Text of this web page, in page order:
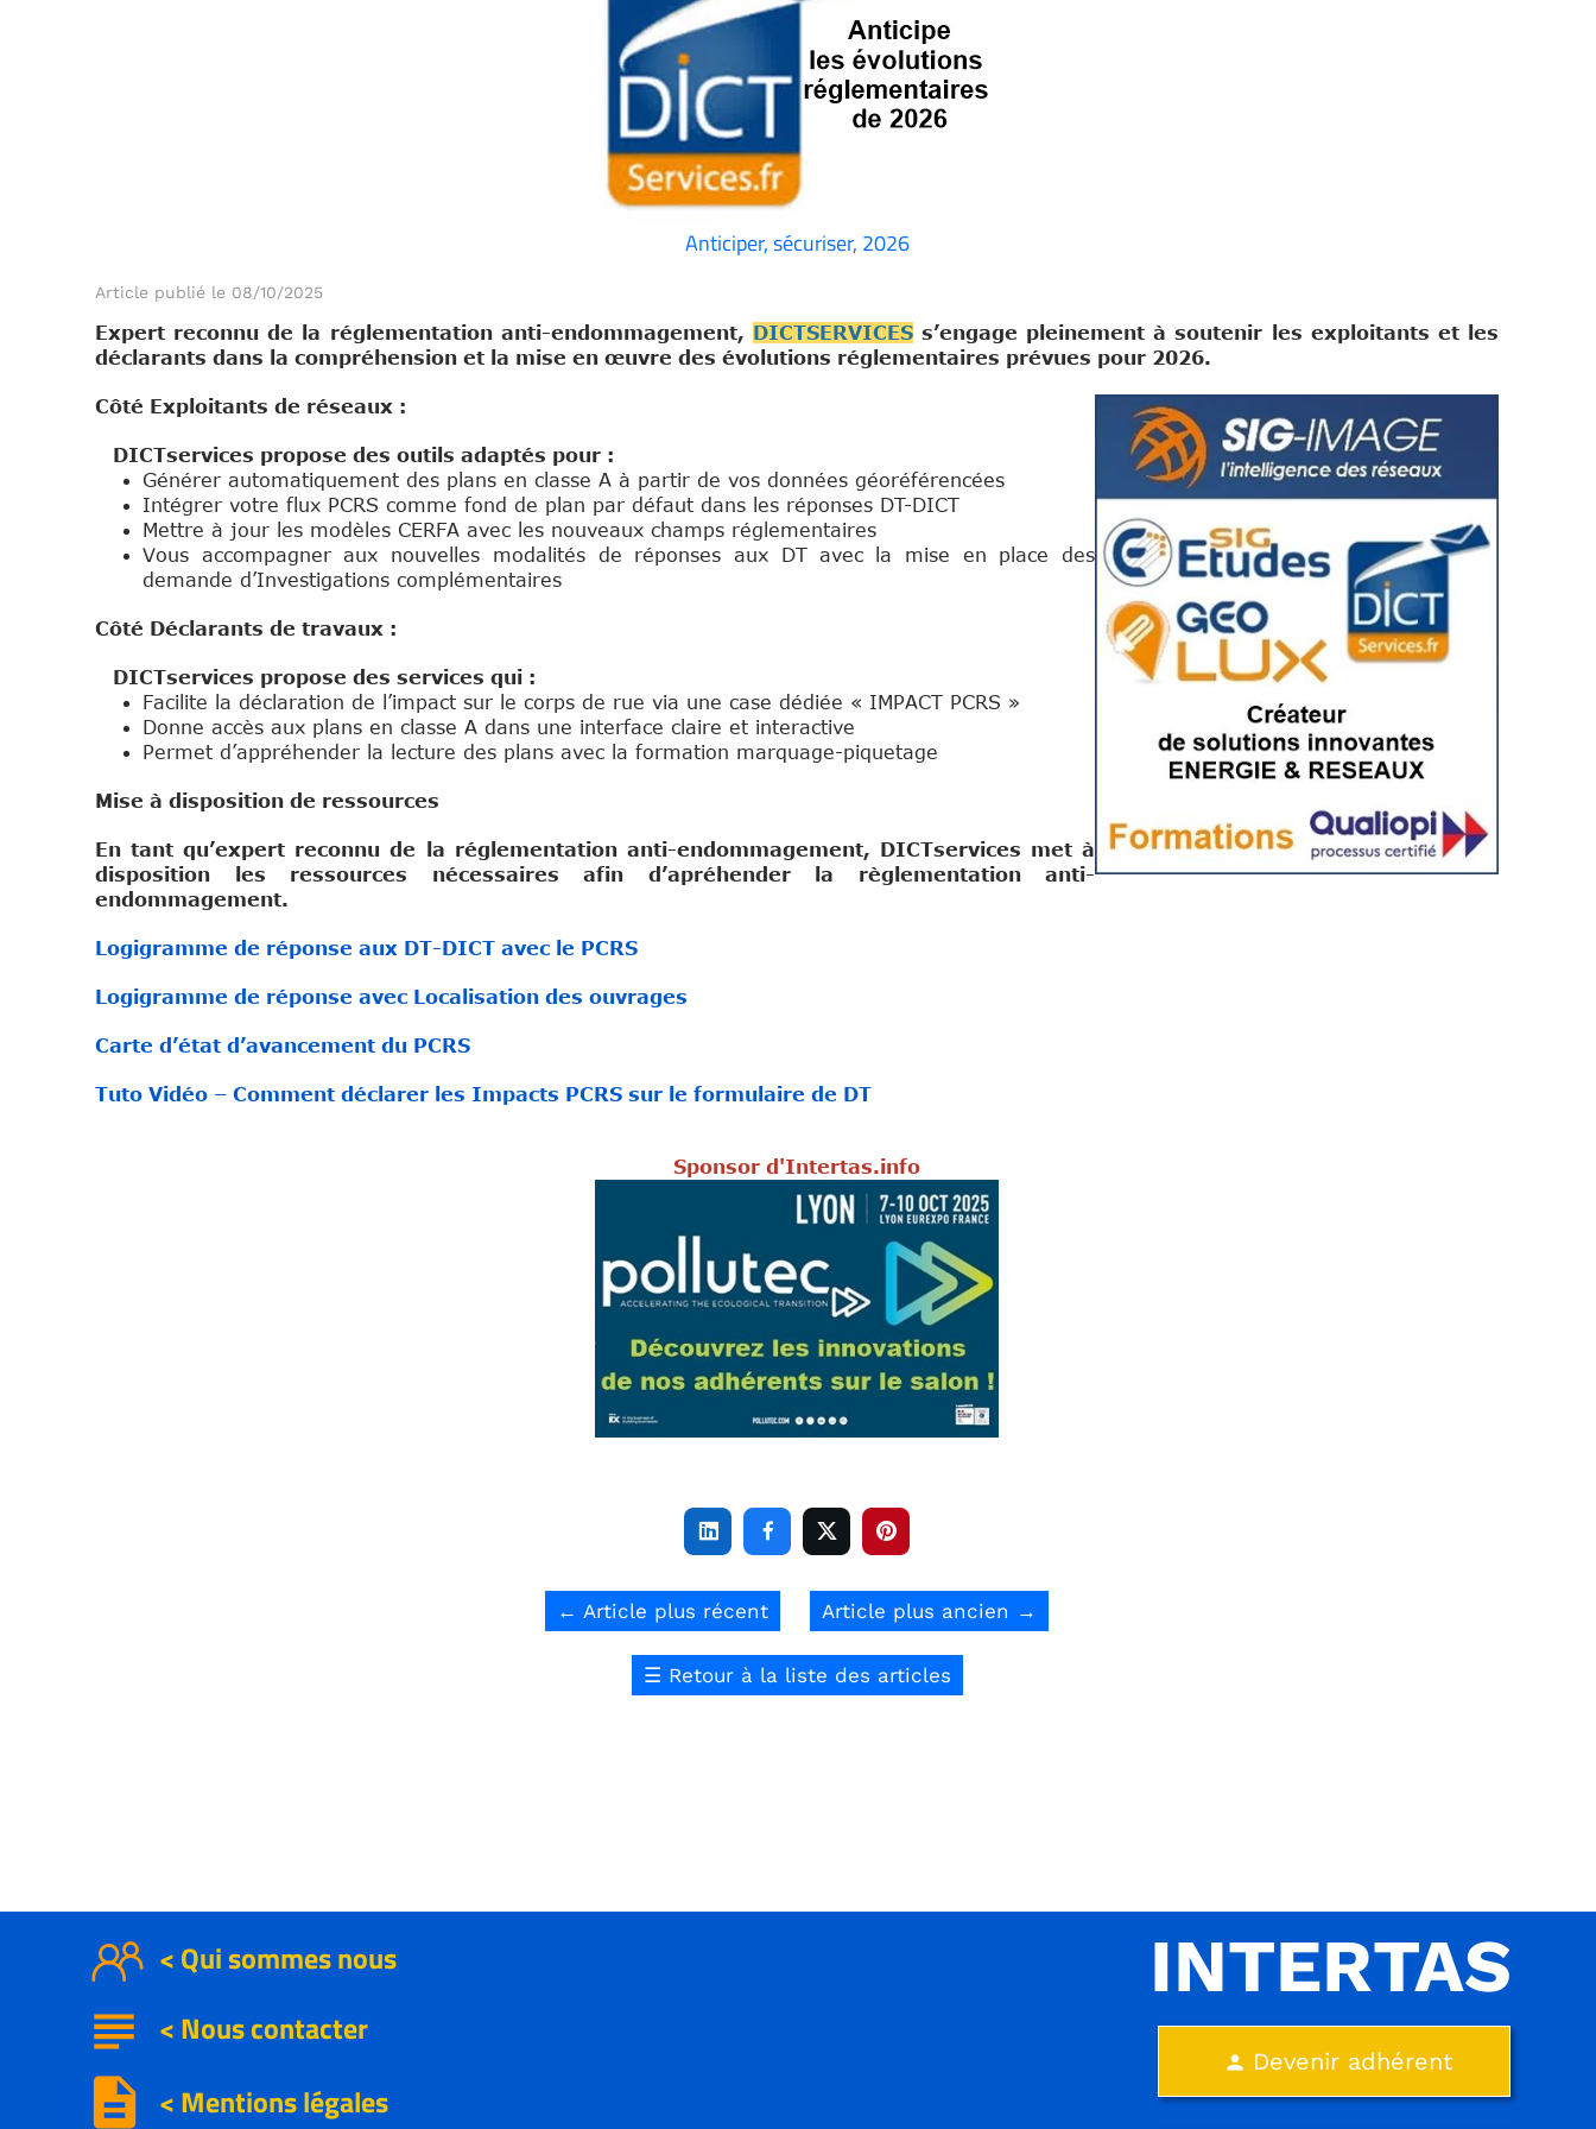
< Qui sommes nous
< Mentions légales
description
<Nous contacter
subject
person Devenir adhérent
INTERTAS
Anticiper, sécuriser, 2026
Article publié le 08/10/2025
Expert reconnu de la réglementation anti-endommagement, DICTSERVICESs’engage pleinement à soutenir les exploitants et les
déclarants dans la compréhension et la mise en œuvre des évolutions réglementaires prévues pour 2026.
Côté Exploitants de réseaux :
DICTservices propose des outils adaptés pour :
Générer automatiquement des plans en classe A à partir de vos données géoréférencées
Intégrer votre flux PCRS comme fond de plan par défaut dans les réponses DT-DICT
Mettre à jour les modèles CERFA avec les nouveaux champs réglementaires
Vous accompagner aux nouvelles modalités de réponses aux DT avec
la mise en place des
demande d’Investigations complémentaires
Côté Déclarants de travaux :
DICTservices propose des services qui :
Facilite la déclaration de l’impact sur le corps de rue via une case dédiée « IMPACT PCRS »
Donne accès aux plans en classe A dans une interface claire et interactive
Permet d’appréhender la lecture des plans avec la formation marquage-piquetage
Mise à disposition de ressources
En tant qu’expert reconnu de la réglementation anti-endommagement, DICTservices met à
disposition les ressources nécessaires afin d’apréhender la règlementation anti-
endommagement.
Logigramme de réponse aux DT-DICT avec le PCRS
Logigramme de réponse avec Localisation des ouvrages
Carte d’état d’avancement du PCRS
Tuto Vidéo – Comment déclarer les Impacts PCRS sur le formulaire de DT
Sponsor d'Intertas.info
   
← Article plus récent Article plus ancien →
☰ Retour à la liste des articles